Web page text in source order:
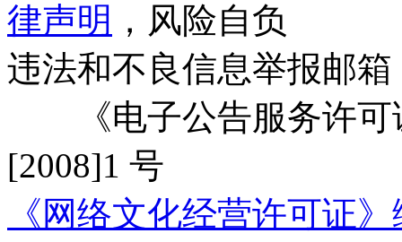
律声明 ，风险自负
违法和不良信息举报邮箱
《电子公告服务许可
[2008]1 号
《网络文化经营许可证